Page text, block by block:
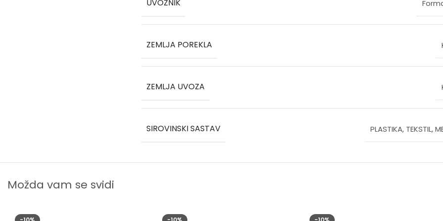
Metalni i plastični delovi kolica čiste
dok se tekstilni delovi mogu prati
pokriva sve fabričke greške i
UVOZNIK
ZEMLJA POREKLA
ZEMLJA UVOZA
SIROVINSKI SASTAV PLASTIKA, TEKSTIL,
Možda vam se svidi